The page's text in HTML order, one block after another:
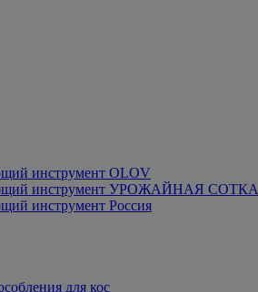
инструмент OLOV
инструмент УРОЖАЙНАЯ СОТКА
инструмент Россия
для кос